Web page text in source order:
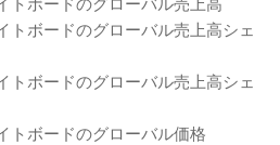
トボードのグローバル売上高シェ
トボードのグローバル売上高シェ
トボードのグローバル価格